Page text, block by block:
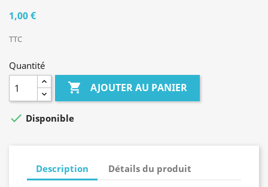
1,00 €
TTC
Quantité
 AJOUTER AU PANIER
 Disponible
Description Détails du produit